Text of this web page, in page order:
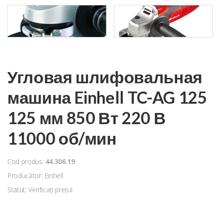
Угловая шлифовальная
машина Einhell TC-AG 125
125 мм 850 Вт 220 В
11000 об/мин
Cod produs: 44.306.19
Producător: Einhell
Statut: Verificați prețul